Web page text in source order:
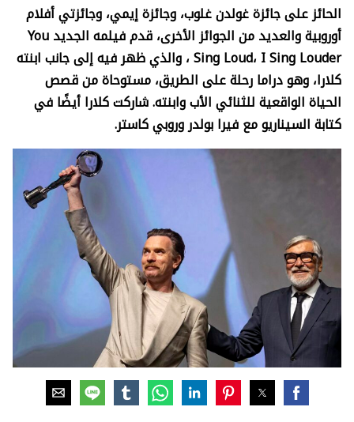
الحائز على جائزة غولدن غلوب، وجائزة إيمي، وجائزتي أفلام
أوروبية والعديد من الجوائز الأخرى، قدم فيلمه الجديدYou
Sing Loud،I Sing Louder
، والذي ظهر فيه إلى جانب ابنته
كلارا، وهو دراما رحلة على الطريق، مستوحاة من قصص
الحياة الواقعية للثنائي الأب وابنته. شاركت كلارا أيضًا في
كتابة السيناريو مع فيرا بولدر وروبي كاستر.